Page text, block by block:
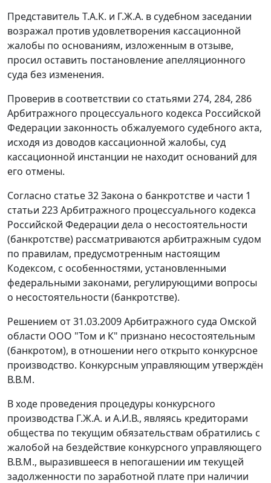
Представитель Т.А.К. и Г.Ж.А. в судебном заседании
возражал против удовлетворения кассационной
жалобы по основаниям, изложенным в отзыве,
просил оставить постановление апелляционного
суда без изменения.
Проверив в соответствии со статьями 274, 284, 286
Арбитражного процессуального кодекса Российской
Федерации законность обжалуемого судебного акта,
исходя из доводов кассационной жалобы, суд
кассационной инстанции не находит оснований для
его отмены.
Согласно статье 32Закона о банкротстве и части 1
статьи 223Арбитражного процессуального кодекса
Российской Федерации дела о несостоятельности
(банкротстве) рассматриваются арбитражным судом
по правилам, предусмотренным настоящим
Кодексом, с особенностями, установленными
федеральными законами, регулирующими вопросы
о несостоятельности (банкротстве).
Решением от 31.03.2009 Арбитражного суда Омской
области ООО "Том и К" признано несостоятельным
(банкротом), в отношении него открыто конкурсное
производство. Конкурсным управляющим утверждён
В.В.М.
В ходе проведения процедуры конкурсного
производства Г.Ж.А. и А.И.В., являясь кредиторами
общества по текущим обязательствам обратились с
жалобой на бездействие конкурсного управляющего
В.В.М., выразившееся в непогашении им текущей
задолженности по заработной плате при наличии